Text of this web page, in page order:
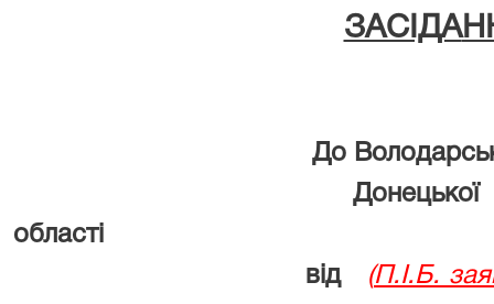
ЗАСІДА
До
Донецької
області
від
(П.І.Б.